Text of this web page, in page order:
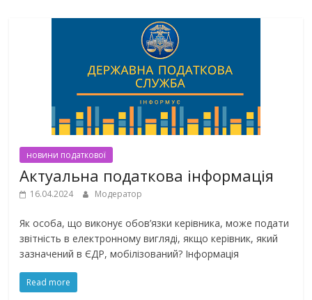
новини податкової
Актуальна податкова інформація
16.04.2024 Модератор
Як особа, що виконує обов’язки керівника, може подати
звітність в електронному вигляді, якщо керівник, який
зазначений в ЄДР, мобілізований? Інформація
Read more